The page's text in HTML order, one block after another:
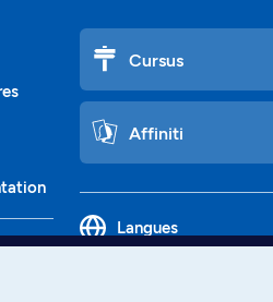
Cursus
Affiniti
Langues